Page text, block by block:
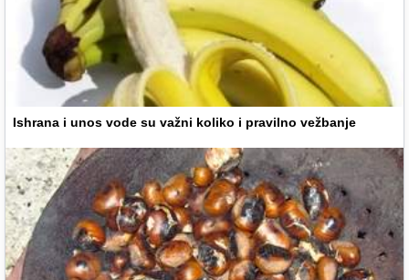
Ishrana i unos vode su važni koliko i pravilno vežbanje